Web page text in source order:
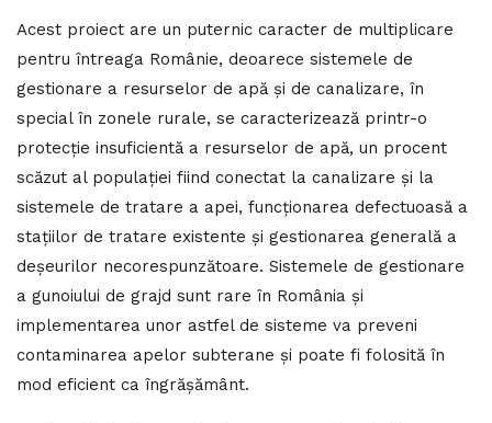
Acest proiect are un puternic caracter de multiplicare
pentru întreaga Românie, deoarece sistemele de
gestionare a resurselor de apă și de canalizare, în
special în zonele rurale, se caracterizează printr-o
protecție insuficientă a resurselor de apă, un procent
scăzut al populației fiind conectat la canalizare și la
sistemele de tratare a apei, funcționarea defectuoasă a
stațiilor de tratare existente și gestionarea generală a
deșeurilor necorespunzătoare. Sistemele de gestionare
a gunoiului de grajd sunt rare în România și
implementarea unor astfel de sisteme va preveni
contaminarea apelor subterane și poate fi folosită în
mod eficient ca îngrășământ.